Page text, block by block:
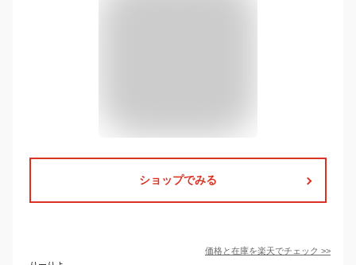
ショップでみる
価格と在庫を楽天でチェック >>